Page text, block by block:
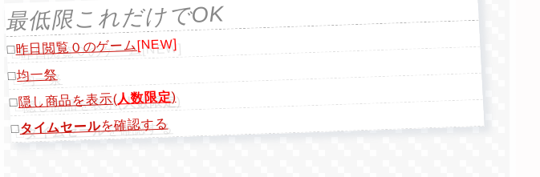
最低限これだけでOK
□昨日閲覧０のゲーム[NEW]
□均一祭
□隠し商品を表示(人数限定)
□タイムセールを確認する